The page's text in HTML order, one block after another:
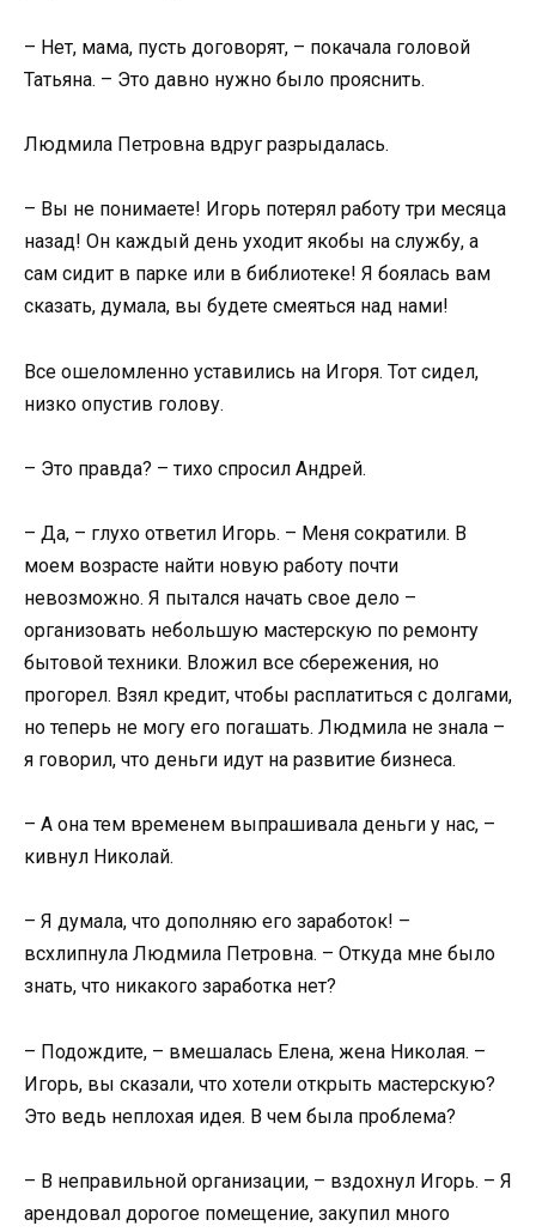
– Нет, мама, пусть договорят, – покачала головой
Татьяна. – Это давно нужно было прояснить.
Людмила Петровна вдруг разрыдалась.
– Вы не понимаете! Игорь потерял работу три месяца
назад! Он каждый день уходит якобы на службу, а
сам сидит в парке или в библиотеке! Я боялась вам
сказать, думала, вы будете смеяться над нами!
Все ошеломленно уставились на Игоря. Тот сидел,
низко опустив голову.
– Это правда? – тихо спросил Андрей.
– Да, – глухо ответил Игорь. – Меня сократили. В
моем возрасте найти новую работу почти
невозможно. Я пытался начать свое дело –
организовать небольшую мастерскую по ремонту
бытовой техники. Вложил все сбережения, но
прогорел. Взял кредит, чтобы расплатиться с долгами,
но теперь не могу его погашать. Людмила не знала –
я говорил, что деньги идут на развитие бизнеса.
– А она тем временем выпрашивала деньги у нас, –
кивнул Николай.
– Я думала, что дополняю его заработок! –
всхлипнула Людмила Петровна. – Откуда мне было
знать, что никакого заработка нет?
– Подождите, – вмешалась Елена, жена Николая. –
Игорь, вы сказали, что хотели открыть мастерскую?
Это ведь неплохая идея. В чем была проблема?
– В неправильной организации, – вздохнул Игорь. – Я
арендовал дорогое помещение, закупил много